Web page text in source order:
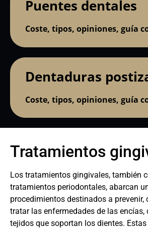
Puentes dentales
Coste, tipos, opiniones, guía
Dentaduras
Coste, tipos, opiniones, guía
Tratamientos
Los tratamientos gingivales, también
tratamientos periodontales, abarcan
procedimientos destinados a prevenir,
tratar las enfermedades de las
tejidos que soportan los dientes.